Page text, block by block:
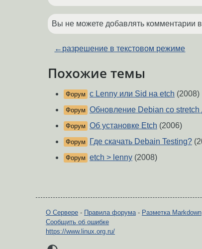
Вы не можете добавлять комментарии
← разрешение в текстовом режиме
Похожие темы
Форум с Lenny или Sid на etch (2008)
Форум Обновление Debian со stretch
Форум Об установке Etch (2006)
Форум Где скачать Debain Testing?
Форум etch > lenny (2008)
О Сервере - Правила форума- Разметка Markdown
Сообщить об ошибке
https://www.linux.org.ru/